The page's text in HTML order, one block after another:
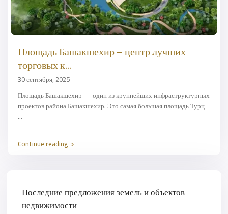
Площадь Башакшехир – центр лучших
торговых к...
30 сентября, 2025
Площадь Башакшехир — один из крупнейших инфраструктурных
проектов района Башакшехир. Это самая большая площадь Турц
...
Continue reading
Последние предложения земель и объектов
недвижимости